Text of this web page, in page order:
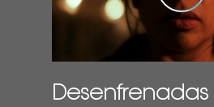
Desenfrenadas